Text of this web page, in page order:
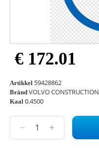
€ 172.01
Artikkel 59428862
Bränd VOLVO CONSTRUCTION
Kaal 0.4500